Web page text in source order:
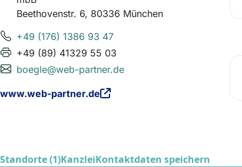
Beethovenstr. 6, 80336 München
+49 (176) 1386 93 47
+49 (89) 41329 55 03
boegle@web-partner.de
www.web-partner.de
Standorte (1)KanzleiKontaktdaten speichern